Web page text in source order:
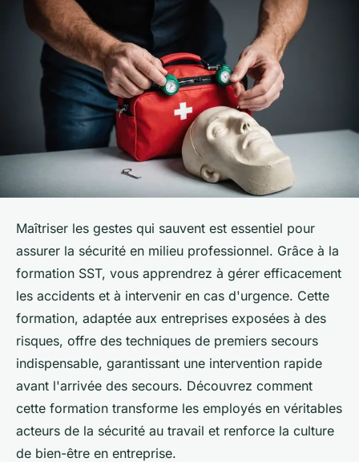
Maîtriser les gestes qui sauvent est essentiel pour
assurer la sécurité en milieu professionnel. Grâce à la
formation SST, vous apprendrez à gérer efficacement
les accidents et à intervenir en cas d'urgence. Cette
formation, adaptée aux entreprises exposées à des
risques, offre des techniques de premiers secours
indispensable, garantissant une intervention rapide
avant l'arrivée des secours. Découvrez comment
cette formation transforme les employés en véritables
acteurs de la sécurité au travail et renforce la culture
de bien-être en entreprise.